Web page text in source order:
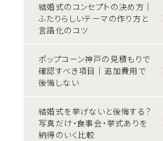
結婚式のコンセプトの決め方｜
ふたりらしいテーマの作り方と
言語化のコツ
ポップコーン神戸の見積もりで
確認すべき項目｜追加費用で
後悔しない
結婚式を挙げないと後悔する？
写真だけ・食事会・挙式ありを
納得のいく比較